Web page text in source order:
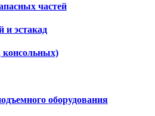
частей
и эстакад
консольных)
оборудования